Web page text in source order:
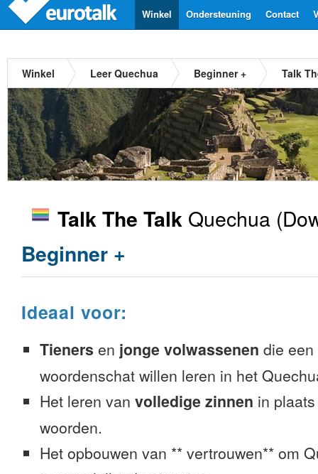
Contact
Ondersteuning
Winkel
Winkel Leer Quechua Beginner + Talk
Talk The Talk Quechua
Beginner +
Ideaal voor:
Tieners en jonge volwassenen die
woordenschat willen leren in het
Het leren van volledige zinnen in
woorden.
Het opbouwen van ** vertrouwen** om